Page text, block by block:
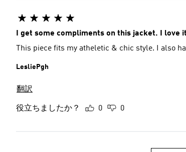
I get some compliments on this jacket. I love
This piece fits my atheletic & chic style. I also
LesliePgh
翻訳
役立ちましたか？ 0 0